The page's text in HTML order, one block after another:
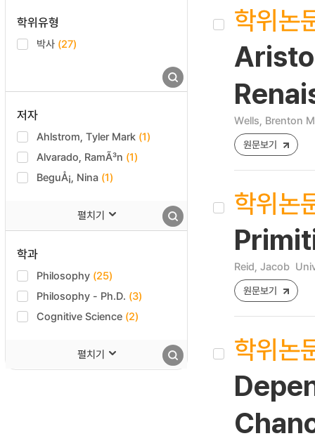
학위유형
박사 (27)
저자
Ahlstrom, Tyler Mark (1)
Alvarado, RamÃ³n (1)
BeguÅ¡, Nina (1)
펼치기
학과
Philosophy (25)
Philosophy - Ph.D. (3)
Cognitive Science (2)
펼치기
학위논
Wells, Brenton M
원문보기
학위논
Reid, Jacob
원문보기
학위논